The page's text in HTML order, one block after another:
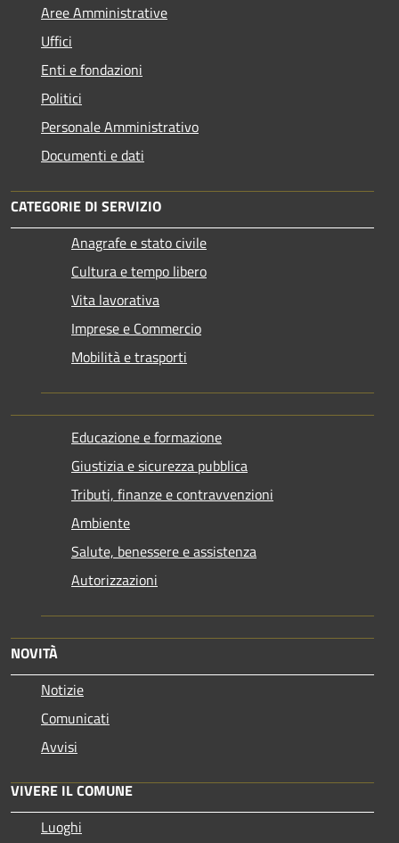
Aree Amministrative
Uffici
Enti e fondazioni
Politici
Personale Amministrativo
Documenti e dati
CATEGORIE DI SERVIZIO
Anagrafe e stato civile
Cultura e tempo libero
Vita lavorativa
Imprese e Commercio
Mobilità e trasporti
Educazione e formazione
Giustizia e sicurezza pubblica
Tributi, finanze e contravvenzioni
Ambiente
Salute, benessere e assistenza
Autorizzazioni
NOVITÀ
Notizie
Comunicati
Avvisi
VIVERE IL COMUNE
Luoghi